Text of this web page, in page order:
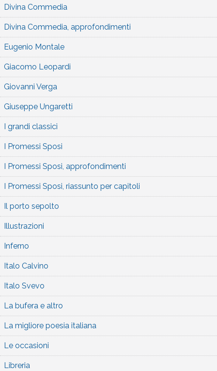
Divina Commedia
Divina Commedia, approfondimenti
Eugenio Montale
Giacomo Leopardi
Giovanni Verga
Giuseppe Ungaretti
I grandi classici
I Promessi Sposi
I Promessi Sposi, approfondimenti
I Promessi Sposi, riassunto per capitoli
Il porto sepolto
Illustrazioni
Inferno
Italo Calvino
Italo Svevo
La bufera e altro
La migliore poesia italiana
Le occasioni
Libreria